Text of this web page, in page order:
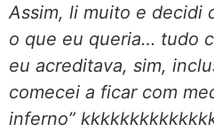
Assim, li muito e decidi
o que eu queria… tudo
eu acreditava, sim,
comecei a ficar com
inferno”